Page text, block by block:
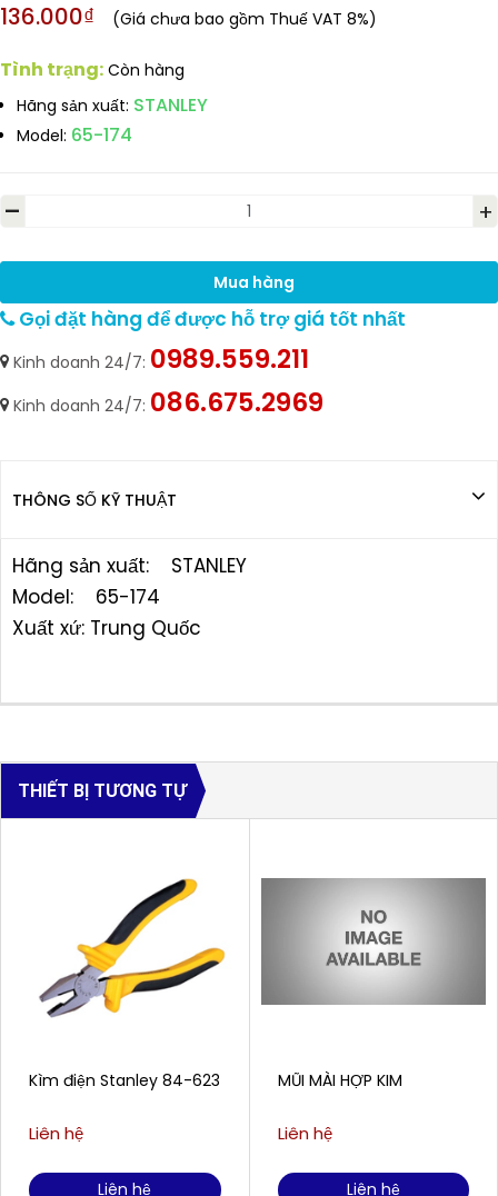
136.000₫ (Giá chưa bao gồm Thuế VAT 8%)
Tình trạng: Còn hàng
Hãng sản xuất: STANLEY
Model: 65-174
- +
Mua hàng
Gọi đặt hàng để được hỗ trợ giá tốt nhất
Kinh doanh 24/7: 0989.559.211
Kinh doanh 24/7: 086.675.2969
THÔNG SỐ KỸ THUẬT
Hãng sản xuất: STANLEY
Model: 65-174
Xuất xứ: Trung Quốc
THIẾT BỊ TƯƠNG TỰ
Kìm điện Stanley 84-623
Liên hệ
Liên hệ
MŨI MÀI HỢP KIM
Liên hệ
Liên hệ